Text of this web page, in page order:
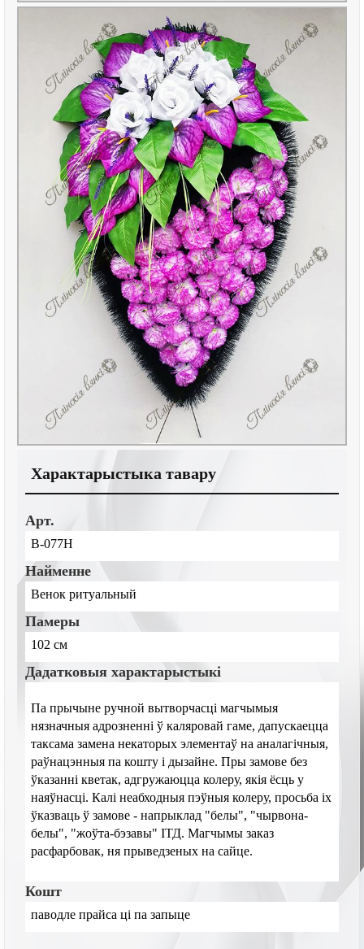
Характарыстыка тавару
Арт.
В-077Н
Найменне
Венок ритуальный
Памеры
102 см
Дадатковыя характарыстыкі
Па прычыне ручной вытворчасці магчымыя
нязначныя адрозненні ў каляровай гаме, дапускаецца
таксама замена некаторых элементаў на аналагічныя,
раўнацэнныя па кошту і дызайне. Пры замове без
ўказанні кветак, адгружаюцца колеру, якія ёсць у
наяўнасці. Калі неабходныя пэўныя колеру, просьба іх
ўказваць ў замове - напрыклад "белы", "чырвона-
белы", "жоўта-бэзавы" ІТД. Магчымы заказ
расфарбовак, ня прыведзеных на сайце.
Кошт
паводле прайса ці па запыце